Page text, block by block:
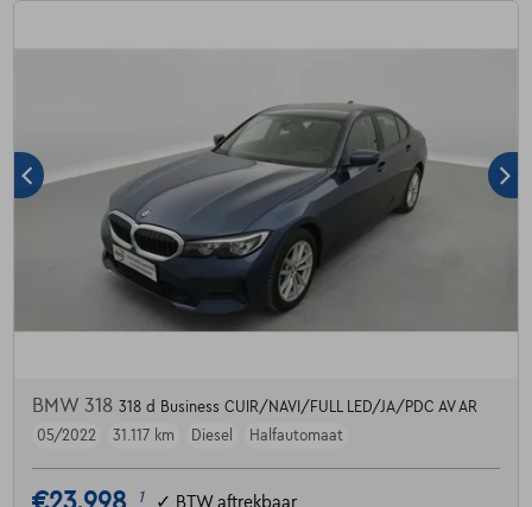
BMW 318 318 d Business CUIR/NAVI/FULL LED/JA/PDC AV AR
05/2022
31.117 km Diesel Halfautomaat
1 ✓ BTW aftrekbaar